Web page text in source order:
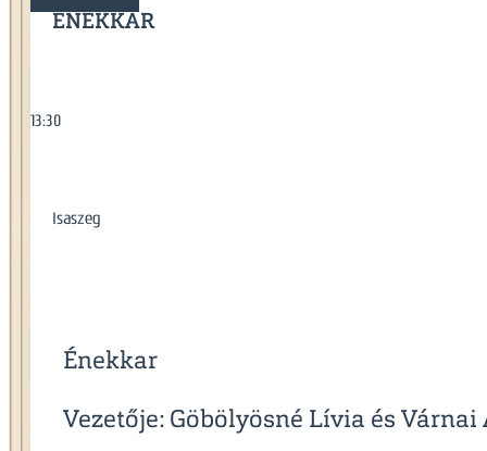
ÉNEKKAR
13:30
Isaszeg
Énekkar
Vezetője: Göbölyösné Lívia és